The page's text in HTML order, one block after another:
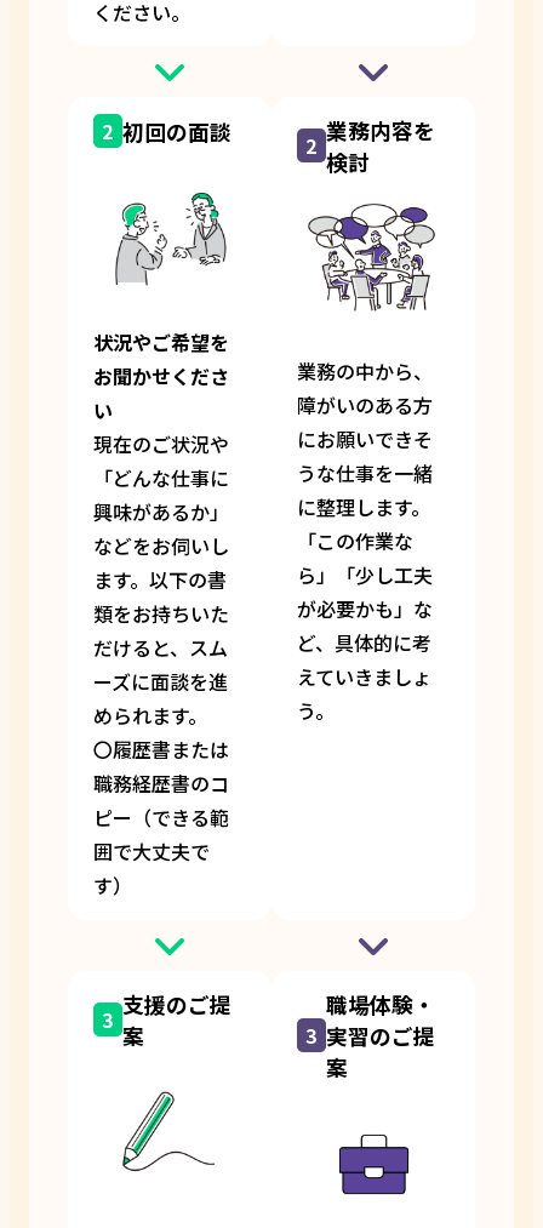
ください。
2 初回の面談
状況やご希望を
お聞かせくださ
い
現在のご状況や
「どんな仕事に
興味があるか」
などをお伺いし
ます。以下の書
類をお持ちいた
だけると、スム
ーズに面談を進
められます。
〇履歴書または
職務経歴書のコ
ピー（できる範
囲で大丈夫で
す）
2 業務内容を
検討
業務の中から、
障がいのある方
にお願いできそ
うな仕事を一緒
に整理します。
「この作業な
ら」「少し工夫
が必要かも」な
ど、具体的に考
えていきましょ
う。
3 支援のご提
案
3
職場体験・
実習のご提
案